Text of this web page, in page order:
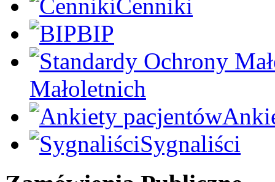
Cenniki
BIP
Małoletnich
Sygnaliści